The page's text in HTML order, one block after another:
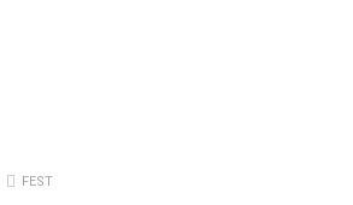
Estás aquí:
FEST